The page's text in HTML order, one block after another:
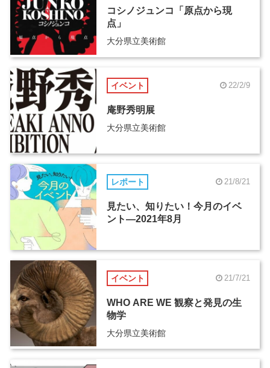
コシノジュンコ「原点から現
点」
大分県立美術館
イベント 22/2/9
庵野秀明展
大分県立美術館
レポート 21/8/21
見たい、知りたい！今月のイベ
ント―2021年8月
イベント 21/7/21
WHO ARE WE 観察と発見の生
物学
大分県立美術館